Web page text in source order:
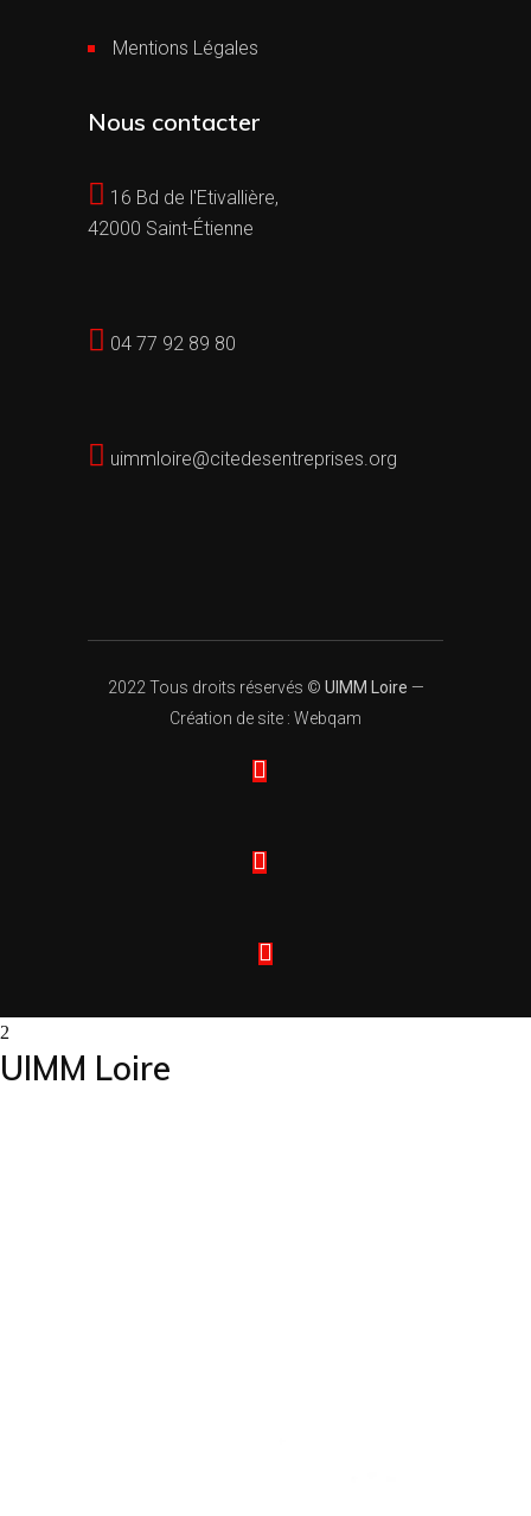
Mentions Légales
Nous contacter
16 Bd de l'Etivallière,
42000 Saint-Étienne
04 77 92 89 80
uimmloire@citedesentreprises.org
2022 Tous droits réservés © UIMM Loire —
Création de site : Webqam
UIMM Loire